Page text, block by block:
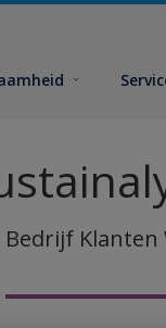
Bedrijf Klanten